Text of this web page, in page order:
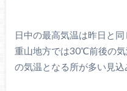
日中の最高気温は昨日と
重山地方では30℃前後の
の気温となる所が多い見込